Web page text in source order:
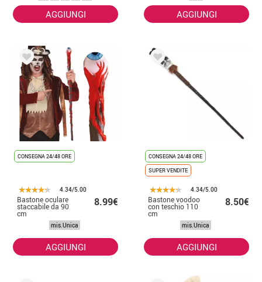
AGGIUNGI AGGIUNGI
CONSEGNA 24/48 ORE
4.34/5.00
Bastone oculare
staccabile da 90
cm
8.99€
mis.Unica
AGGIUNGI
CONSEGNA 24/48 ORE
SUPER VENDITE
4.34/5.00
Bastone voodoo
con teschio 110
cm
8.50€
mis.Unica
AGGIUNGI